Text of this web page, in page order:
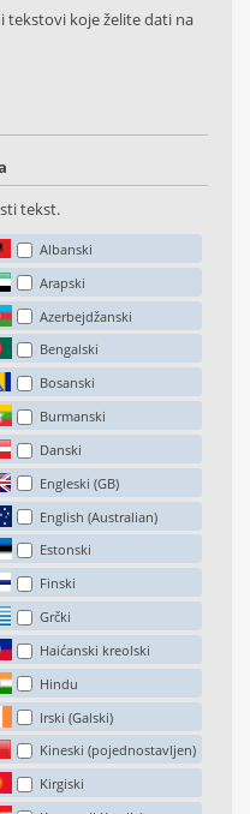
tekstovi koje želite dati na
tekst.
Albanski
Arapski
Azerbejdžanski
Bengalski
Bosanski
Burmanski
Danski
Engleski (GB)
English (Australian)
Estonski
Finski
Grčki
Haićanski kreolski
Hindu
Irski (Galski)
Kineski (pojednostavljen)
Kirgiski